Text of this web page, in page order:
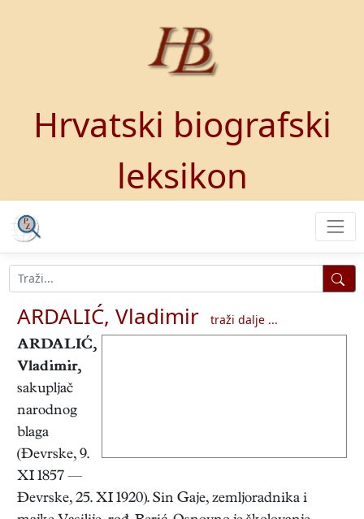
Hrvatski biografski
leksikon
ARDALIĆ, Vladimir
traži dalje ...
ARDALIĆ,
Vladimir,
sakupljač
narodnog
blaga
(Đevrske, 9.
XI 1857 —
Đevrske, 25. XI 1920). Sin Gaje, zemljoradnika i